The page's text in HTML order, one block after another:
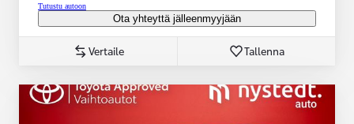
Tutustu autoon
Ota yhteyttä jälleenmyyjään
Vertaile Tallenna